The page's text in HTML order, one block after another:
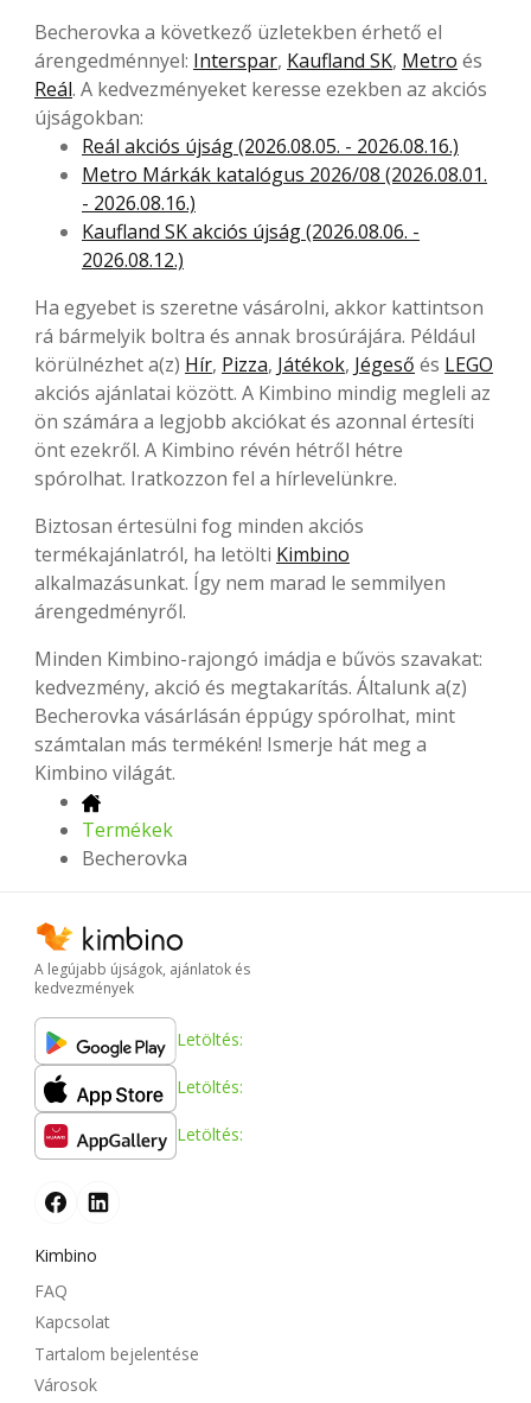
Becherovka a következő üzletekben érhető el
árengedménnyel: Interspar, Kaufland SK, Metro és
Reál. A kedvezményeket keresse ezekben az akciós
újságokban:
Reál akciós újság (2026.08.05. - 2026.08.16.)
Metro Márkák katalógus 2026/08 (2026.08.01.
- 2026.08.16.)
Kaufland SK akciós újság (2026.08.06. -
2026.08.12.)
Ha egyebet is szeretne vásárolni, akkor kattintson
rá bármelyik boltra és annak brosúrájára. Például
körülnézhet a(z) Hír, Pizza, Játékok, Jégeső és LEGO
akciós ajánlatai között. A Kimbino mindig megleli az
ön számára a legjobb akciókat és azonnal értesíti
önt ezekről. A Kimbino révén hétről hétre
spórolhat. Iratkozzon fel a hírlevelünkre.
Biztosan értesülni fog minden akciós
termékajánlatról, ha letölti Kimbino
alkalmazásunkat. Így nem marad le semmilyen
árengedményről.
Minden Kimbino-rajongó imádja e bűvös szavakat:
kedvezmény, akció és megtakarítás. Általunk a(z)
Becherovka vásárlásán éppúgy spórolhat, mint
számtalan más termékén! Ismerje hát meg a
Kimbino világát.
Termékek
Becherovka
A legújabb újságok, ajánlatok és
kedvezmények
Letöltés:
Letöltés:
Letöltés:
Kimbino
FAQ
Kapcsolat
Tartalom bejelentése
Városok